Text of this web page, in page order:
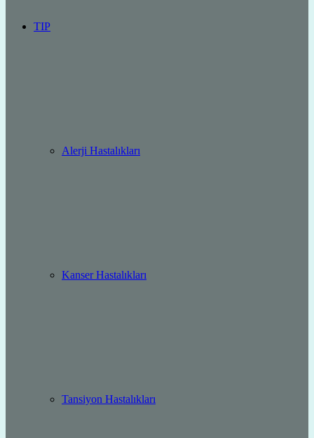
TIP
Alerji Hastalıkları
Kanser Hastalıkları
Tansiyon Hastalıkları